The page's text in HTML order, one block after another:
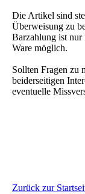
Die Artikel sind
Überweisung zu
Barzahlung ist nur
Ware möglich.
Sollten Fragen zu
beiderseitigen
eventuelle
Zurück zur